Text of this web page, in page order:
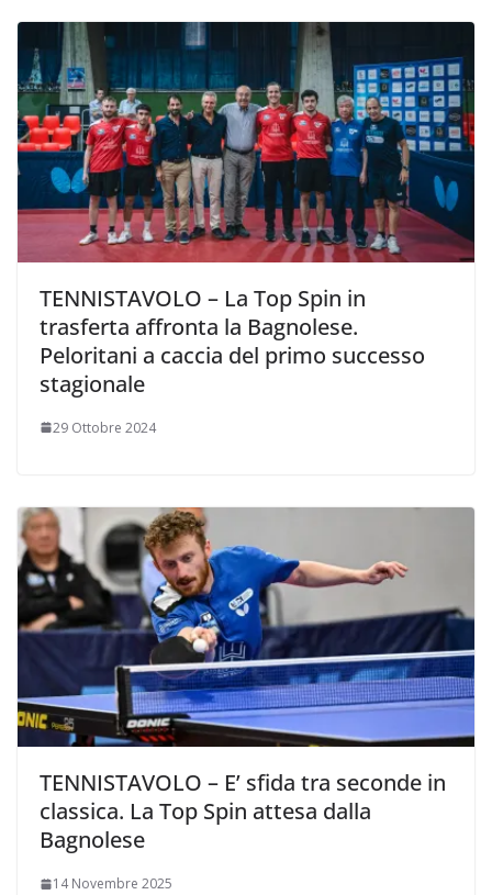
TENNISTAVOLO – La Top Spin in
trasferta affronta la Bagnolese.
Peloritani a caccia del primo successo
stagionale
29 Ottobre 2024
TENNISTAVOLO – E’ sfida tra seconde in
classica. La Top Spin attesa dalla
Bagnolese
14 Novembre 2025